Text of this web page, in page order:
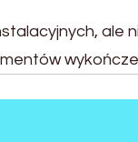
ale